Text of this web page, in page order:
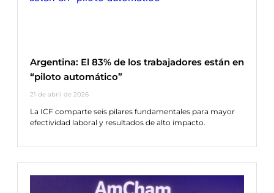
Argentina: El 83% de los trabajadores están en
“piloto automático”
21 de abril de 2026
La ICF comparte seis pilares fundamentales para mayor
efectividad laboral y resultados de alto impacto.